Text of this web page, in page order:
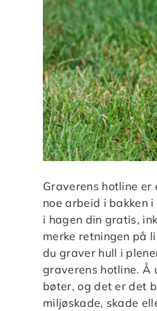
Graverens hotline
noe arbeid i bakken
i hagen din gratis,
merke retningen på
du graver hull i
graverens hotline. Å
bøter, og det er det
miljøskade, skade